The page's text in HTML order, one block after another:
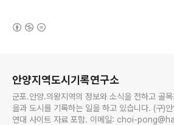
안양지역도시기록연구소
군포.안양.의왕지역의 정보와 소식을 전하고 골
을과 도시를 기록하는 일을 하고 있습니다. (구)안양지역시민
연대 사이트 자료 포함. 이메일: choi-